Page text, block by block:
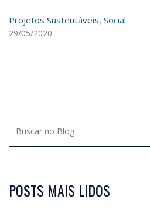
Projetos Sustentáveis Social
29/05/2020
POSTS MAIS LIDOS